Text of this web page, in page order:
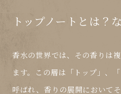
トップノートとは？
香水の世界では、その香りは
ます。この層は「トップ」、
呼ばれ、香りの展開において